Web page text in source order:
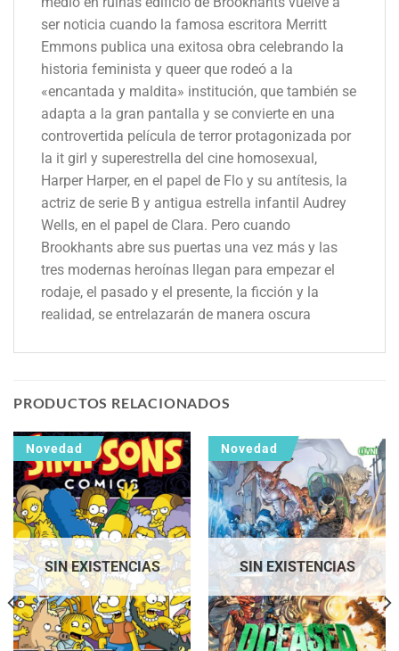
ser noticia cuando la famosa escritora Merritt
Emmons publica una exitosa obra celebrando la
historia feminista y queer que rodeó a la
«encantada y maldita» institución, que también se
adapta a la gran pantalla y se convierte en una
controvertida película de terror protagonizada por
la it girl y superestrella del cine homosexual,
Harper Harper, en el papel de Flo y su antítesis, la
actriz de serie B y antigua estrella infantil Audrey
Wells, en el papel de Clara. Pero cuando
Brookhants abre sus puertas una vez más y las
tres modernas heroínas llegan para empezar el
rodaje, el pasado y el presente, la ficción y la
realidad, se entrelazarán de manera oscura
PRODUCTOS RELACIONADOS
Novedad
SIN EXISTENCIAS
Novedad
SIN EXISTENCIAS